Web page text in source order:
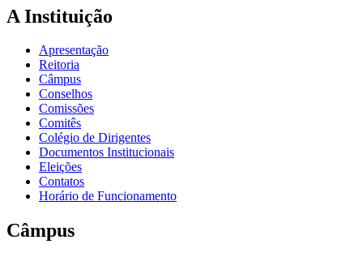
A Instituição
Apresentação
Reitoria
Câmpus
Conselhos
Comissões
Comitês
Colégio de Dirigentes
Documentos Institucionais
Eleições
Contatos
Horário de Funcionamento
Câmpus